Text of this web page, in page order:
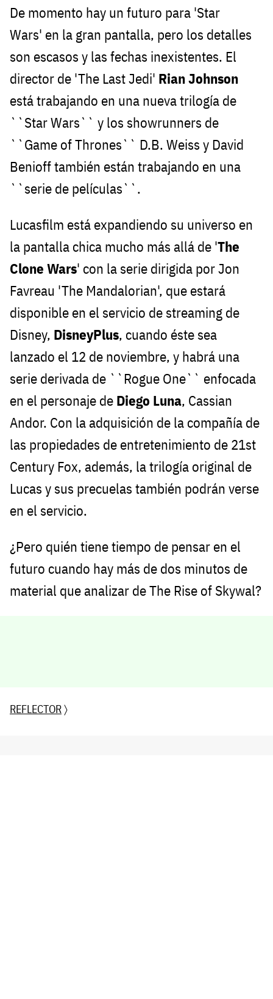
De momento hay un futuro para 'Star
Wars' en la gran pantalla, pero los detalles
son escasos y las fechas inexistentes. El
director de 'The Last Jedi' Rian Johnson
está trabajando en una nueva trilogía de
``Star Wars`` y los showrunners de
``Game of Thrones`` D.B. Weiss y David
Benioff también están trabajando en una
``serie de películas``.
Lucasfilm está expandiendo su universo en
la pantalla chica mucho más allá de 'The
Clone Wars' con la serie dirigida por Jon
Favreau 'The Mandalorian', que estará
disponible en el servicio de streaming de
Disney, DisneyPlus, cuando éste sea
lanzado el 12 de noviembre, y habrá una
serie derivada de ``Rogue One`` enfocada
en el personaje de Diego Luna, Cassian
Andor. Con la adquisición de la compañía de
las propiedades de entretenimiento de 21st
Century Fox, además, la trilogía original de
Lucas y sus precuelas también podrán verse
en el servicio.
¿Pero quién tiene tiempo de pensar en el
futuro cuando hay más de dos minutos de
material que analizar de The Rise of Skywal?
REFLECTOR〉